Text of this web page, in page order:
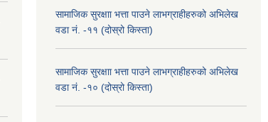
सामाजिक सुरक्षाा भत्ता पाउने लाभग्राहीहरुको अभिलेख
वडा नं. -११ (दोस्रो किस्ता)
सामाजिक सुरक्षाा भत्ता पाउने लाभग्राहीहरुको अभिलेख
वडा नं. -१० (दोस्रो किस्ता)